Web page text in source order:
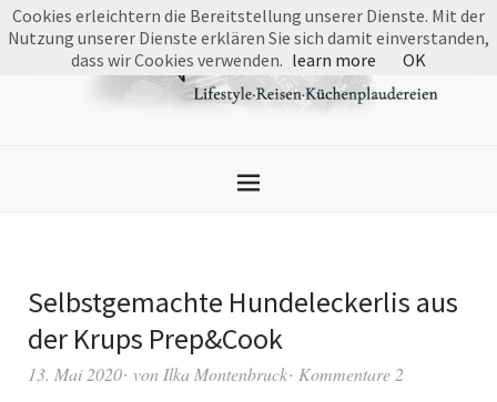
Selbstgemachte Hundeleckerlis aus
der Krups Prep&Cook
13. Mai 2020 von Ilka Montenbruck Kommentare 2
Cookies erleichtern die Bereitstellung unserer Dienste. Mit der
Nutzung unserer Dienste erklären Sie sich damit einverstanden,
dass wir Cookies verwenden. learn more OK